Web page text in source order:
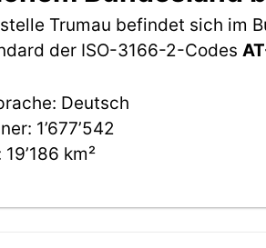
Trumau befindet sich im
der ISO-3166-2-Codes
Deutsch
1’677’542
km²